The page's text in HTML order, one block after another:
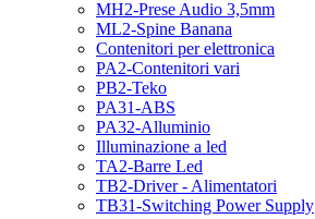
MH2-Prese Audio 3,5mm
ML2-Spine Banana
Contenitori per elettronica
PA2-Contenitori vari
PB2-Teko
PA31-ABS
PA32-Alluminio
Illuminazione a led
TA2-Barre Led
TB2-Driver - Alimentatori
TB31-Switching Power Supply